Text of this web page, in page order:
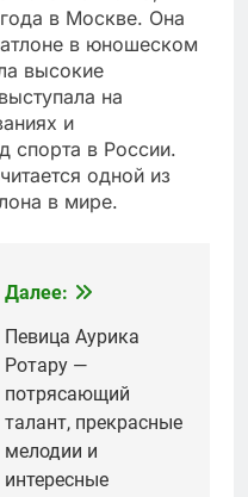
в Москве. Она
в юношеском
высокие
на
и
спорта в России.
одной из
в мире.
Далее:
Певица Аурика
Ротару —
потрясающий
талант, прекрасные
мелодии и
интересные